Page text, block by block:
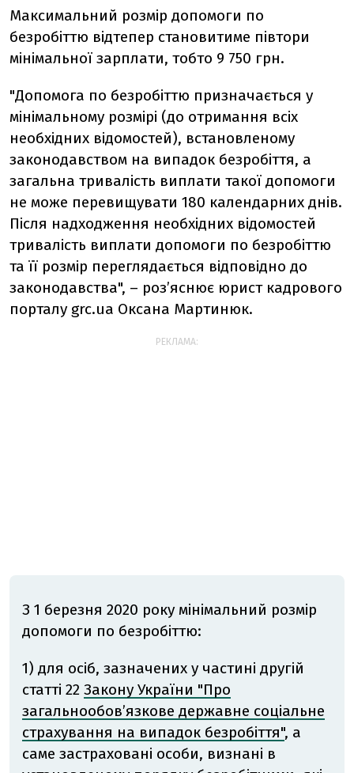
Максимальний розмір допомоги по
безробіттю відтепер становитиме півтори
мінімальної зарплати, тобто 9 750 грн.
"Допомога по безробіттю призначається у
мінімальному розмірі (до отримання всіх
необхідних відомостей), встановленому
законодавством на випадок безробіття, а
загальна тривалість виплати такої допомоги
не може перевищувати 180 календарних днів.
Після надходження необхідних відомостей
тривалість виплати допомоги по безробіттю
та її розмір переглядається відповідно до
законодавства", – роз’яснює юрист кадрового
порталу grc.ua Оксана Мартинюк.
РЕКЛАМА:
З 1 березня 2020 року мінімальний розмір
допомоги по безробіттю:
1) для осіб, зазначених у частині другій
статті 22 Закону України "Про
загальнообов’язкове державне соціальне
страхування на випадок безробіття", а
саме застраховані особи, визнані в